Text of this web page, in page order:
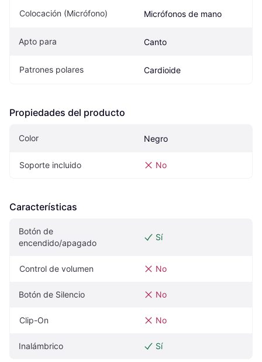
Colocación (Micrófono) Micrófonos de mano
Apto para Canto
Patrones polares Cardioide
Propiedades del producto
Color Negro
Soporte incluido No
Características
Botón de
encendido/apagado
Sí
Control de volumen No
Botón de Silencio No
Clip-On No
Inalámbrico Sí